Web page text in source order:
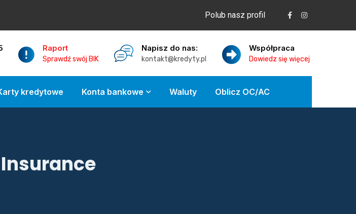
Polub nasz profil
Raport
Sprawdź swój BIK
Napisz do nas:
kontakt@kredyty.pl
Współpraca
Dowiedz się więcej
kredytowe Konta bankowe Waluty Oblicz OC/AC